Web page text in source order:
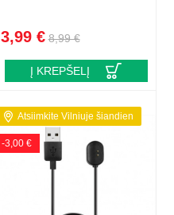
3,99 € 8,99 €
Į KREPŠELĮ
Atsiimkite Vilniuje šiandien
-3,00 €